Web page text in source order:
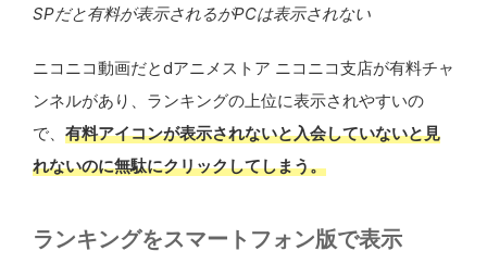
SPだと有料が表示されるがPCは表示されない
ニコニコ動画だとdアニメストア ニコニコ支店が有料チャ
ンネルがあり、ランキングの上位に表示されやすいの
で、 有料アイコンが表示されないと入会していないと見
れないのに無駄にクリックしてしまう。
ランキングをスマートフォン版で表示